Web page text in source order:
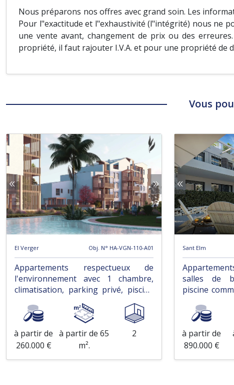
Nous préparons nos offres avec grand soin. Les
Pour l"exactitude et l"exhaustivité (l"intégrité) nous ne
une vente avant, changement de prix ou des
propriété, il faut rajouter I.V.A. et pour une propriété de
Vous
El Verger Obj. N° HA-VGN-110-A01
Appartements respectueux de
l'environnement avec 1 chambre,
climatisation, parking privé, piscine
communautaire à seulement 400 m
de la plage
à partir de
260.000 €
à partir de 65
m².
2
Sant Elm
salles de
piscine
seulement
à partir de
890.000 €